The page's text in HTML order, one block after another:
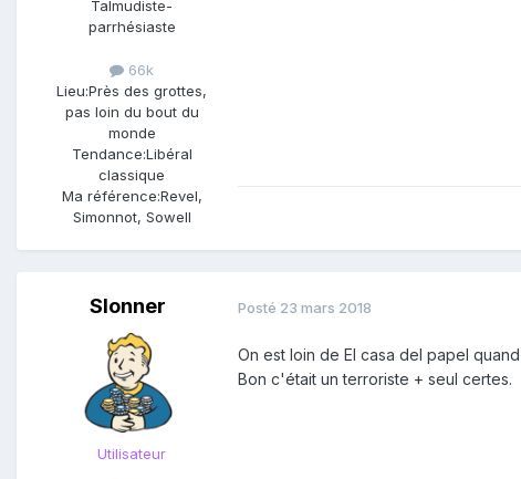
Talmudiste-
parrhésiaste
66k
Lieu:Près des grottes,
pas loin du bout du
monde
Tendance:Libéral
classique
Ma référence:Revel,
Simonnot, Sowell
Slonner
Utilisateur
Posté 23 mars 2018
On est loin de El casa del papel
Bon c'était un terroriste + seul certes.